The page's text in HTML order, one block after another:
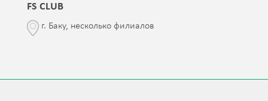
FS CLUB
г. Баку, несколько филиалов